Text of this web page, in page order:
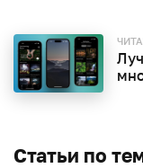
Статьи по